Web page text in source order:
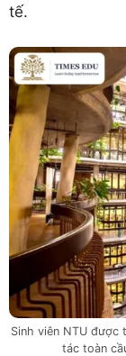
tế.
Sinh viên NTU được
tác toàn